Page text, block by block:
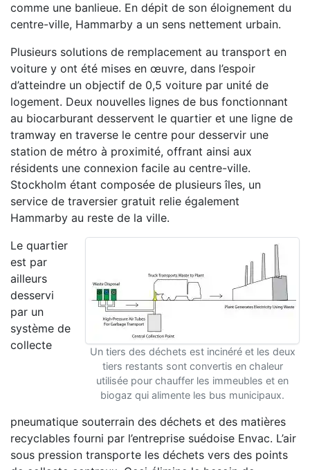
comme une banlieue. En dépit de son éloignement du
centre-ville, Hammarby a un sens nettement urbain.
Plusieurs solutions de remplacement au transport en
voiture y ont été mises en œuvre, dans l’espoir
d’atteindre un objectif de 0,5 voiture par unité de
logement. Deux nouvelles lignes de bus fonctionnant
au biocarburant desservent le quartier et une ligne de
tramway en traverse le centre pour desservir une
station de métro à proximité, offrant ainsi aux
résidents une connexion facile au centre-ville.
Stockholm étant composée de plusieurs îles, un
service de traversier gratuit relie également
Hammarby au reste de la ville.
Un tiers des déchets est incinéré et les deux
tiers restants sont convertis en chaleur
utilisée pour chauffer les immeubles et en
biogaz qui alimente les bus municipaux.
Le quartier
est par
ailleurs
desservi
par un
système de
collecte
pneumatique souterrain des déchets et des matières
recyclables fourni par l’entreprise suédoise Envac. L’air
sous pression transporte les déchets vers des points